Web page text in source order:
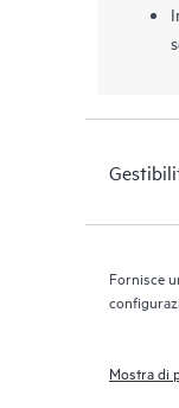
Fornisce
Mostra di